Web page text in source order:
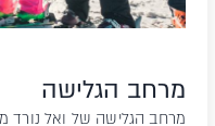
מרחב הגלישה